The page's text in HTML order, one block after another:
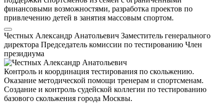
финансовыми возможностями, разработка проектов по
привлечению детей в занятия массовым спортом.
Честных Александр Анатольевич Заместитель генерального
директора Председатель комиссии по тестированию Член
президиума
Контроль и координация тестирования по скольжению.
Оказание методической помощи тренерам и спортсменам.
Создание и контроль судейской коллегии по тестированию
базового скольжения города Москвы.